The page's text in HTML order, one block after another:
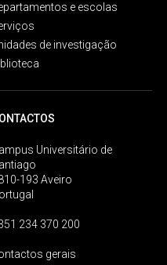
e escolas
de investigação
Universitário de
193 Aveiro
234 370 200
gerais